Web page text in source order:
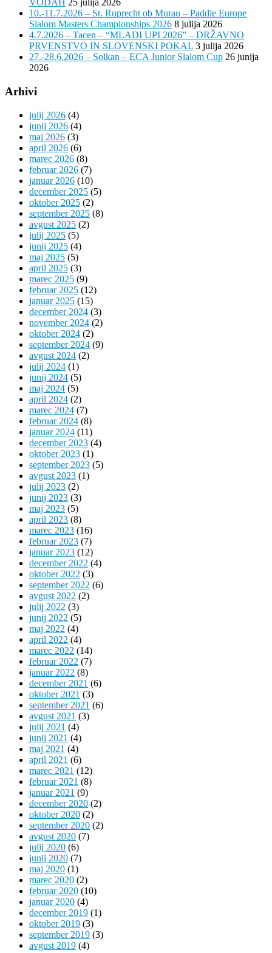
VODAH 25 julija 2026
10.-11.7.2026 – St. Ruprecht ob Murau – Paddle Europe
Slalom Masters Championships 2026 8 julija 2026
4.7.2026 – Tacen – “MLADI UPI 2026” – DRŽAVNO
PRVENSTVO IN SLOVENSKI POKAL 3 julija 2026
27.-28.6.2026 – Solkan – ECA Junior Slalom Cup 26 junija
2026
Arhivi
julij 2026 (4)
junij 2026 (4)
maj 2026 (3)
april 2026 (6)
marec 2026 (8)
februar 2026 (7)
januar 2026 (10)
december 2025 (5)
oktober 2025 (2)
september 2025 (8)
avgust 2025 (2)
julij 2025 (5)
junij 2025 (4)
maj 2025 (5)
april 2025 (3)
marec 2025 (9)
februar 2025 (12)
januar 2025 (15)
december 2024 (3)
november 2024 (2)
oktober 2024 (2)
september 2024 (9)
avgust 2024 (2)
julij 2024 (1)
junij 2024 (5)
maj 2024 (5)
april 2024 (2)
marec 2024 (7)
februar 2024 (8)
januar 2024 (11)
december 2023 (4)
oktober 2023 (1)
september 2023 (5)
avgust 2023 (1)
julij 2023 (2)
junij 2023 (3)
maj 2023 (5)
april 2023 (8)
marec 2023 (16)
februar 2023 (7)
januar 2023 (12)
december 2022 (4)
oktober 2022 (3)
september 2022 (6)
avgust 2022 (2)
julij 2022 (3)
junij 2022 (5)
maj 2022 (4)
april 2022 (4)
marec 2022 (14)
februar 2022 (7)
januar 2022 (8)
december 2021 (6)
oktober 2021 (3)
september 2021 (6)
avgust 2021 (3)
julij 2021 (4)
junij 2021 (4)
maj 2021 (4)
april 2021 (6)
marec 2021 (12)
februar 2021 (8)
januar 2021 (9)
december 2020 (2)
oktober 2020 (2)
september 2020 (2)
avgust 2020 (7)
julij 2020 (6)
junij 2020 (7)
maj 2020 (1)
marec 2020 (2)
februar 2020 (10)
januar 2020 (4)
december 2019 (1)
oktober 2019 (3)
september 2019 (3)
avgust 2019 (4)